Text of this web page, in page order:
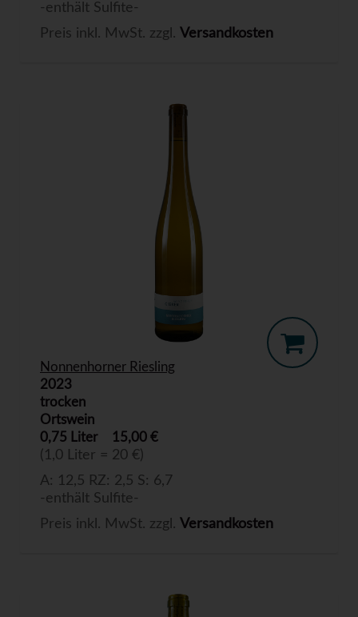
-enthält Sulfite-
Preis inkl. MwSt. zzgl. Versandkosten
Nonnenhorner Riesling
2023
trocken
Ortswein
0,75 Liter
15,00 €
(1,0 Liter = 20 €)
A: 12,5 RZ: 2,5 S: 6,7
-enthält Sulfite-
Preis inkl. MwSt. zzgl. Versandkosten